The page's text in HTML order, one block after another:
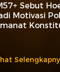
Sebut
Motivasi